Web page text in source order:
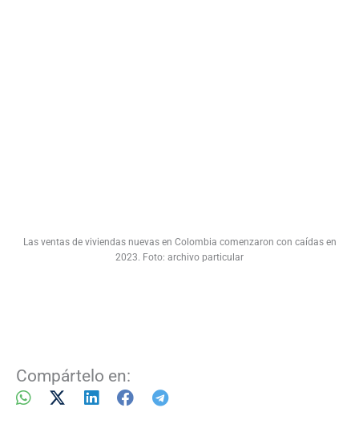
Las ventas de viviendas nuevas en Colombia comenzaron con caídas en
2023. Foto: archivo particular
Compártelo en: